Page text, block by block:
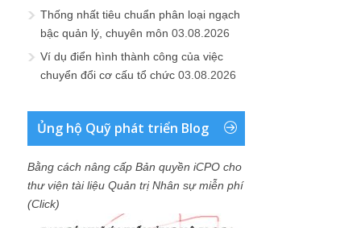
Thống nhất tiêu chuẩn phân loại ngạch
bậc quản lý, chuyên môn 03.08.2026
Ví dụ điển hình thành công của việc
chuyển đổi cơ cấu tổ chức 03.08.2026
Ủng hộ Quỹ phát triển Blog
Bằng cách nâng cấp Bản quyền iCPO cho
thư viện tài liệu Quản trị Nhân sự miễn phí
(Click)